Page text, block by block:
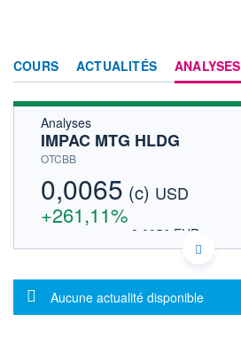
COURS ACTUALITÉS ANALYSES
Analyses
IMPAC MTG HLDG
OTCBB
0,0065 (c) USD
+261,11%
0,0056 EUR
DONNÉES TEMPS DIFFÉRÉ
Politique d'exécution
Cotation sur les autres places
Message d'information
Aucune actualité disponible